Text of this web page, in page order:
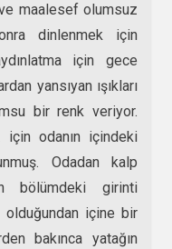
maalesef olumsuz
dinlenmek için
için gece
yansıyan ışıkları
bir renk veriyor.
için odanın içindeki
Odadan kalp
bölümdeki girinti
içine bir
bakınca yatağın